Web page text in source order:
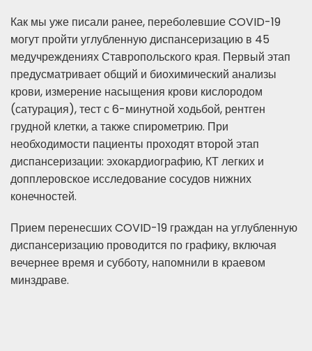
Как мы уже писали ранее, переболевшие COVID-19
могут пройти углубленную диспансеризацию в 45
медучреждениях Ставропольского края. Первый этап
предусматривает общий и биохимический анализы
крови, измерение насыщения крови кислородом
(сатурация), тест с 6-минутной ходьбой, рентген
грудной клетки, а также спирометрию. При
необходимости пациенты проходят второй этап
диспансеризации: эхокардиографию, КТ легких и
допплеровское исследование сосудов нижних
конечностей.
Прием перенесших COVID-19 граждан на углубленную
диспансеризацию проводится по графику, включая
вечернее время и субботу, напомнили в краевом
минздраве.